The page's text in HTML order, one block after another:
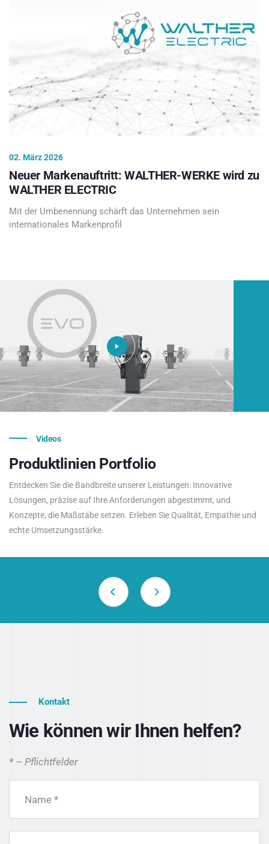
02. März 2026
Neuer Markenauftritt: WALTHER-WERKE wird zu
WALTHER ELECTRIC
Mit der Umbenennung schärft das Unternehmen sein
internationales Markenprofil
Videos
Produktlinien Portfolio
Entdecken Sie die Bandbreite unserer Leistungen: Innovative
Lösungen, präzise auf Ihre Anforderungen abgestimmt, und
Konzepte, die Maßstäbe setzen. Erleben Sie Qualität, Empathie und
echte Umsetzungsstärke.
Kontakt
Wie können wir Ihnen helfen?
* – Pflichtfelder
Name *